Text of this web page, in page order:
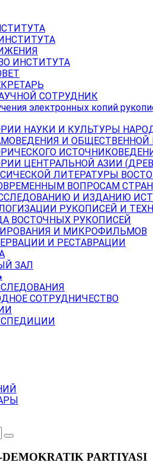
ИНСТИТУТА
СОТРУДНИК
электронных копий
НАУКИ И КУЛЬТУРЫ
И
ЦЕНТРАЛЬНОЙ АЗИИ
ЛИТЕРАТУРЫ
ВОПРОСАМ
И ИЗДАНИЮ
РУКОПИСЕЙ И
ВОСТОЧНЫХ РУКОПИСЕЙ
И МИКРОФИЛЬМОВ
И РЕСТАВРАЦИИ
ЗАЛ
СОТРУДНИЧЕСТВО
PARTIYASI